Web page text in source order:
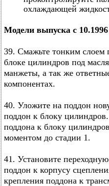
охлаждающей
Модели выпуска с
39. Смажьте тонким слоем
блоке цилиндров под
манжеты, а так же
компонентах.
40. Уложите на поддон
поддон к блоку
поддона к блоку
моментом до стадии 1.
41. Установите
поддон к корпусу
крепления поддона к